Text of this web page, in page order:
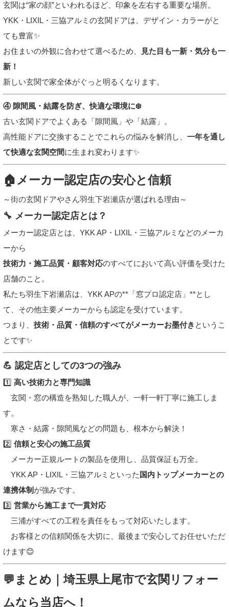
玄関は“家の顔”といわれるほど、印象を左右する重要な場所。
YKK・LIXIL・三協アルミの玄関ドアは、デザイン・カラーがと
ても豊富✨
お住まいの外観に合わせて選べるため、
見た目も一新・気分も一
新！
新しい玄関で家全体がぐっと明るくなります。
④ 隙間風・結露を防ぎ、快適な環境に❄️
古い玄関ドアでよくある「隙間風」や「結露」。
高性能ドアに交換することでこれらの悩みを解消し、 一年を通し
て快適な玄関空間に生まれ変わります✨
🏠メーカー認定店の安心と信頼
～街の玄関ドアやさん羽生下岩瀬店が選ばれる理由～
🔧 メーカー認定店とは？
メーカー認定店とは、YKK AP・LIXIL・三協アルミなどのメーカ
ーから
技術力・施工品質・顧客対応のすべてにおいて高い評価を受けた
店舗のこと。
私たち羽生下岩瀬店は、YKK APの**「窓プロ認定店」**とし
て、その他主要メーカーからも認定を受けています。
つまり、 技術・品質・信頼のすべてがメーカーお墨付き というこ
とです✨
💪 認定店としての3つの強み
1️⃣ 高い技術力と専門知識
玄関・窓の構造を熟知した職人が、一軒一軒丁寧に施工しま
す。
寒さ・結露・隙間風などの問題も、根本から解決！
2️⃣ 信頼と安心の施工品質
メーカー正規ルートの製品を使用し、品質保証も万全。
YKK AP・LIXIL・三協アルミといった 国内トップメーカーとの
連携体制 が強みです。
3️⃣ 営業から施工まで一貫対応
三浦がすべての工程を責任をもって対応いたします。
お客様との信頼関係を大切に、最後まで安心してお任せいただ
けます😊
💬まとめ｜埼玉県上尾市で玄関リフォー
ムなら当店へ！